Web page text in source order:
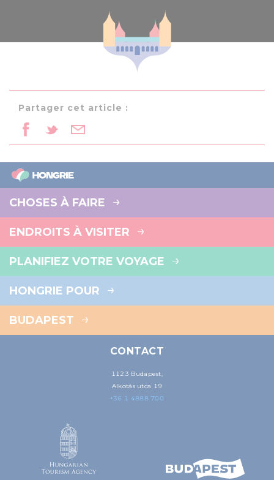
Partager cet article :
CHOSES À FAIRE
ENDROITS À VISITER
PLANIFIEZ VOTRE VOYAGE
HONGRIE POUR
BUDAPEST
CONTACT
1123 Budapest,
Alkotás utca 19
+36 1 4888 700